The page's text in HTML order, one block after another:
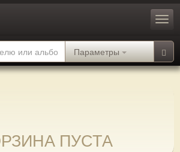
Параметры
ПУСТА